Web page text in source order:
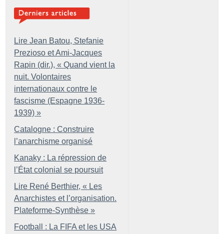
Lire Jean Batou, Stefanie
Prezioso et Ami-Jacques
Rapin (dir.), « Quand vient la
nuit. Volontaires
internationaux contre le
fascisme (Espagne 1936-
1939) »
Catalogne : Construire
l’anarchisme organisé
Kanaky : La répression de
l’État colonial se poursuit
Lire René Berthier, « Les
Anarchistes et l’organisation.
Plateforme-Synthèse »
Football : La FIFA et les USA